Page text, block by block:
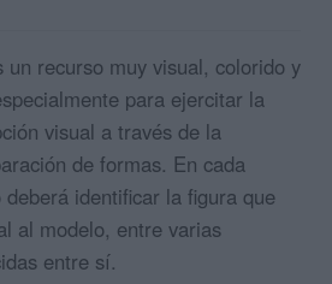
un recurso muy visual, colorido y
para ejercitar la
visual a través de la
de formas. En cada
identificar la figura que
al modelo, entre varias
entre sí.